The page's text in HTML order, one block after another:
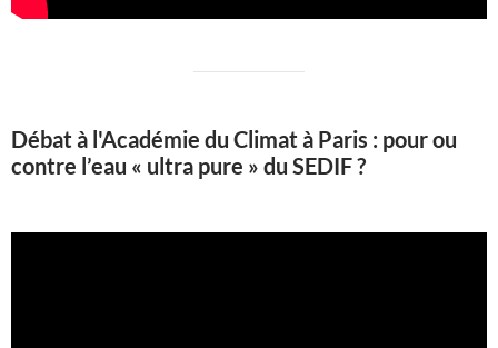
Débat à l'Académie du Climat à Paris : pour ou
contre l’eau « ultra pure » du SEDIF ?